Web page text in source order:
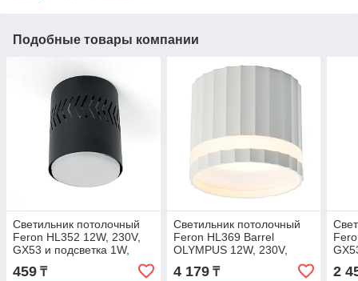
Подобные товары компании
Светильник потолочный
Feron HL352 12W, 230V,
GX53 и подсветка 1W,
4000K, черный
459 ₸
Светильник потолочный
Feron HL369 Barrel
OLYMPUS 12W, 230V,
GX53, белый
4 179₸ 2